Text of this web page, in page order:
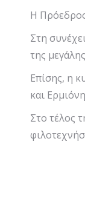
Η
Στη
της
Επίσης, η
και
Στο τέλος